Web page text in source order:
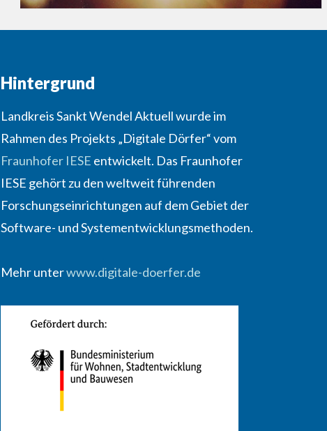
Hintergrund
Landkreis Sankt Wendel Aktuell wurde im
Rahmen des Projekts „Digitale Dörfer“ vom
Fraunhofer IESE entwickelt. Das Fraunhofer
IESE gehört zu den weltweit führenden
Forschungseinrichtungen auf dem Gebiet der
Software- und Systementwicklungsmethoden.
Mehr unterwww.digitale-doerfer.de